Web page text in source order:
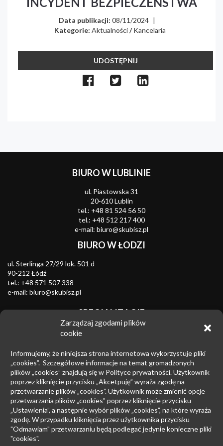
Zarządzaj zgodami plików
cookie
Informujemy, że niniejsza strona internetowa wykorzystuje pliki
„cookies”. Szczegółowe informacje na temat gromadzonych
plików „cookies” znajdują się w Polityce prywatności. Użytkownik
poprzez kliknięcie przycisku „Akcetpuję” wyraża zgodę na
przetwarzanie plików „cookies”. Użytkownik może zmienić opcje
przetwarzania plików „cookies” poprzez kliknięcie przycisku
„Ustawienia”, a następnie wybór plików „cookies”, na które wyraża
zgodę. W przypadku kliknięcia przez użytkownika przycisku
"Odmawiam" przetwarzaniu będą podlegać jedynie konieczne pliki
"cookies".
Data publikacji: 08/11/2024 |
Kategorie: Aktualności/Kancelaria
UDOSTĘPNIJ
BIURO W LUBLINIE
ul. Piastowska 31
20-610 Lublin
tel.: +48 81 524 56 50
tel.: +48 512 217 400
e-mail: biuro@skubisz.pl
BIURO W ŁODZI
ul. Sterlinga 27/29 lok. 501 d
90-212 Łódź
tel.: +48 571 507 338
e-mail: biuro@skubisz.pl
SPECJALIZACJE
Wzory przemysłowe
Patenty
Prawo upadłościowe
Prawo autorskie
Prowadzenie sporów sądowych